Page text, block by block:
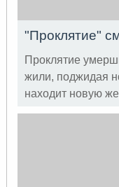
"Проклятие"
Проклятие
жили, поджидая
находит новую